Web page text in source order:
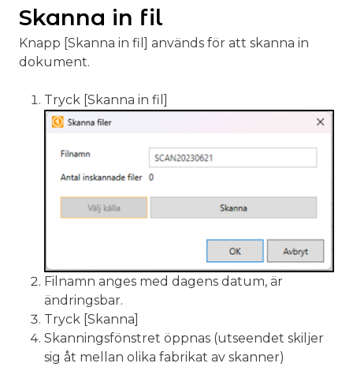
Skanna in fil
Knapp [Skanna in fil] används för att skanna in
dokument.
Tryck [Skanna in fil]
Filnamn anges med dagens datum, är
ändringsbar.
Tryck [Skanna]
Skanningsfönstret öppnas (utseendet skiljer
sig åt mellan olika fabrikat av skanner)